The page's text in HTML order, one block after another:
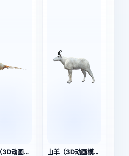
环颈雉（3D动画模型） 山羊（3D动画模型）